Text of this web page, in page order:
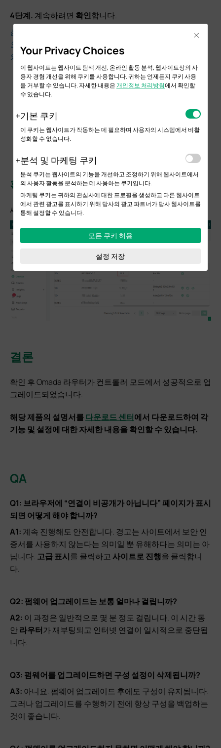
4단계. 계속하려면 확인합니다.
참고: 라우터가 업데이트를 적용하고 다시 시작하는 동안
인터넷 연결이 일시적으로 중단됩니다. 몇 분 정도 걸릴 수
있습니다.
확인
새 버전의라우터가장치목록에 나열됩니다.
결론
확인 후 Omada 라우터가 컨트롤러 모드에서 성공적으로 업
그레이드되었습니다.
해당 제품의 설명서를다운로드 센터에서 다운로드하여 각
기능 및 설정에 대한 자세한 내용을 확인할 수 있습니다.
QA
Q1: 브라우저에 “연결이 비공개가 아닙니다” 페이지가 표시
되면 어떻게 해야 합니까?
A1: 계속 진행해도 안전합니다. 경고는 사이트에서 보안 인
증서를 사용하지 않는다는 의미일 뿐 유해하다는 의미는 아
닙니다. 고급 표시를 클릭하고 사이트로 진행을 클릭합니
다.
Q2: 펌웨어 업그레이드는 보통 얼마나 걸립니까?
A2: 이 과정은 일반적으로 몇 분 정도 걸립니다. 이 시간 동
안라우터가 재부팅되고 인터넷 연결이 일시적으로 중단됩
니다.
Q3: 펌웨어를 업그레이드하면 구성 설정이 삭제됩니까?
A3: 아니요. 펌웨어 업그레이드 후에도 구성이 유지됩니다.
그러나 업그레이드를 수행하기 전에 항상 구성을 백업하는
것이 좋습니다.
Your Privacy Choices
이 웹사이트는 웹사이트 탐색 개선, 온라인 활동 분석, 웹사이트상의 사
용자 경험 개선을 위해 쿠키를 사용합니다. 귀하는 언제든지 쿠키 사용
을 거부할 수 있습니다. 자세한 내용은개인정보 처리방침에서 확인할
수 있습니다.
기본 쿠키
이 쿠키는 웹사이트가 작동하는 데 필요하며 사용자의 시스템에서 비활
성화할 수 없습니다.
분석 및 마케팅 쿠키
분석 쿠키는 웹사이트의 기능을 개선하고 조정하기 위해 웹사이트에서
의 사용자 활동을 분석하는 데 사용하는 쿠키입니다.
마케팅 쿠키는 귀하의 관심사에 대한 프로필을 생성하고 다른 웹사이트
에서 관련 광고를 표시하기 위해 당사의 광고 파트너가 당사 웹사이트를
통해 설정할 수 있습니다.
모든 쿠키 허용
설정 저장
Close